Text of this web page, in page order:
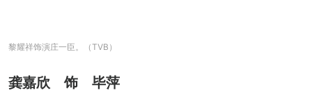
黎耀祥饰演庄一臣。（TVB）
龚嘉欣 饰 毕萍